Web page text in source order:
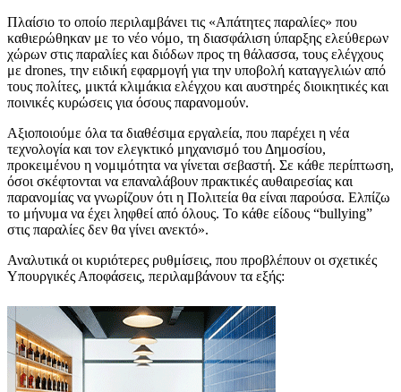
Πλαίσιο το οποίο περιλαμβάνει τις «Απάτητες παραλίες» που
καθιερώθηκαν με το νέο νόμο, τη διασφάλιση ύπαρξης ελεύθερων
χώρων στις παραλίες και διόδων προς τη θάλασσα, τους ελέγχους
με drones, την ειδική εφαρμογή για την υποβολή καταγγελιών από
τους πολίτες, μικτά κλιμάκια ελέγχου και αυστηρές διοικητικές και
ποινικές κυρώσεις για όσους παρανομούν.
Αξιοποιούμε όλα τα διαθέσιμα εργαλεία, που παρέχει η νέα
τεχνολογία και τον ελεγκτικό μηχανισμό του Δημοσίου,
προκειμένου η νομιμότητα να γίνεται σεβαστή. Σε κάθε περίπτωση,
όσοι σκέφτονται να επαναλάβουν πρακτικές αυθαιρεσίας και
παρανομίας να γνωρίζουν ότι η Πολιτεία θα είναι παρούσα. Ελπίζω
το μήνυμα να έχει ληφθεί από όλους. Το κάθε είδους “bullying”
στις παραλίες δεν θα γίνει ανεκτό».
Αναλυτικά οι κυριότερες ρυθμίσεις, που προβλέπουν οι σχετικές
Υπουργικές Αποφάσεις, περιλαμβάνουν τα εξής: